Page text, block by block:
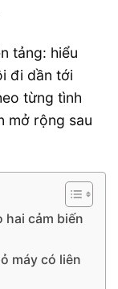
tảng: hiểu
đi dần tới
từng tình
mở rộng sau
hai cảm biến
máy có liên